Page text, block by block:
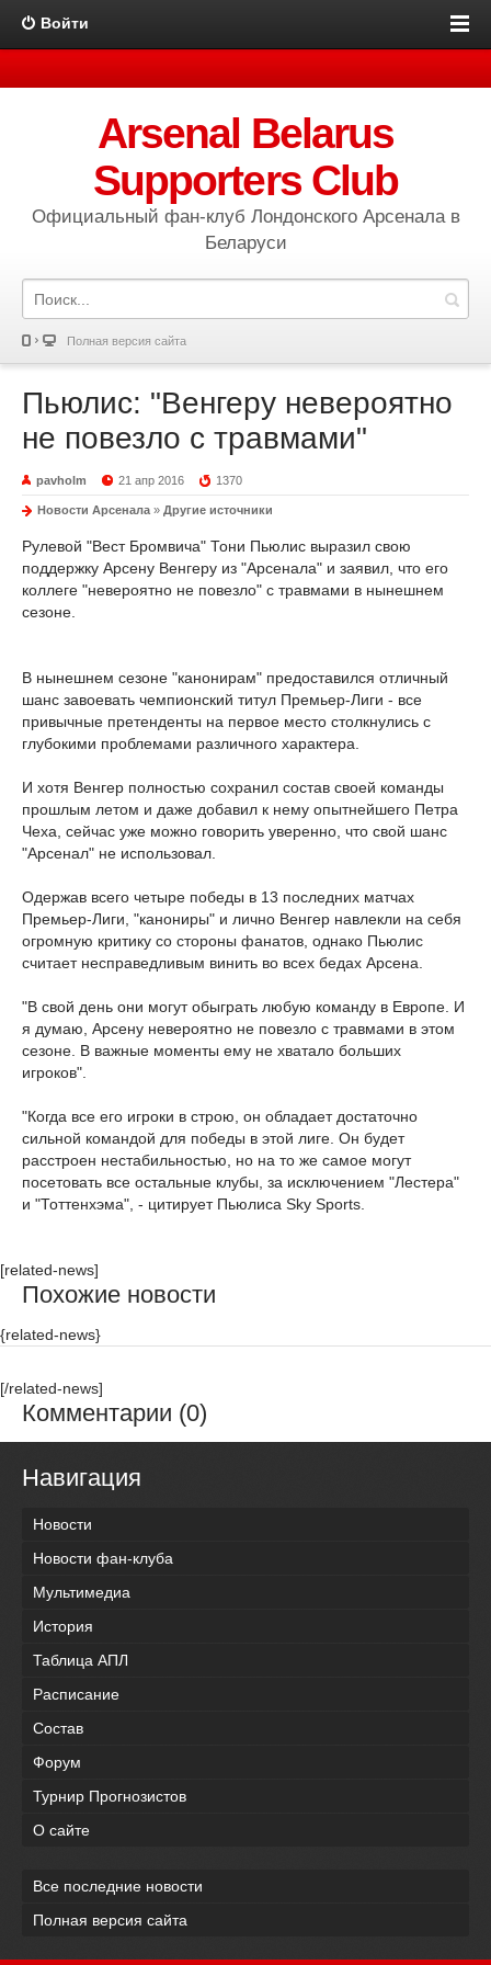
Войти
Arsenal Belarus
Supporters Club
Официальный фан-клуб Лондонского Арсенала в
Беларуси
Полная версия сайта
Пьюлис: "Венгеру невероятно
не повезло с травмами"
pavholm 21 апр 2016 1370
Новости Арсенала » Другие источники
Рулевой "Вест Бромвича" Тони Пьюлис выразил свою
поддержку Арсену Венгеру из "Арсенала" и заявил, что его
коллеге "невероятно не повезло" с травмами в нынешнем
сезоне.
В нынешнем сезоне "канонирам" предоставился отличный
шанс завоевать чемпионский титул Премьер-Лиги - все
привычные претенденты на первое место столкнулись с
глубокими проблемами различного характера.
И хотя Венгер полностью сохранил состав своей команды
прошлым летом и даже добавил к нему опытнейшего Петра
Чеха, сейчас уже можно говорить уверенно, что свой шанс
"Арсенал" не использовал.
Одержав всего четыре победы в 13 последних матчах
Премьер-Лиги, "канониры" и лично Венгер навлекли на себя
огромную критику со стороны фанатов, однако Пьюлис
считает несправедливым винить во всех бедах Арсена.
"В свой день они могут обыграть любую команду в Европе. И
я думаю, Арсену невероятно не повезло с травмами в этом
сезоне. В важные моменты ему не хватало больших
игроков".
"Когда все его игроки в строю, он обладает достаточно
сильной командой для победы в этой лиге. Он будет
расстроен нестабильностью, но на то же самое могут
посетовать все остальные клубы, за исключением "Лестера"
и "Тоттенхэма", - цитирует Пьюлиса Sky Sports.
[related-news]
Похожие новости
{related-news}
[/related-news]
Комментарии (0)
Навигация
Новости
Новости фан-клуба
Мультимедиа
История
Таблица АПЛ
Расписание
Состав
Форум
Турнир Прогнозистов
О сайте
Все последние новости
Полная версия сайта